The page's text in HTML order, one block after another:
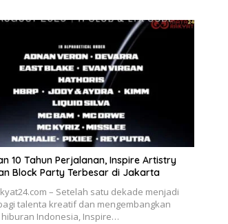
10 Tahun Perjalanan, Inspire Artistry
Block Party Terbesar di Jakarta
– Setelah satu dekade menjadi
talenta kreatif dan mengembangkan
Indonesia, Inspire…